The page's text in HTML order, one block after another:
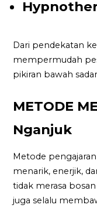
Dari pendekatan
mempermudah
pikiran bawah
METODE
Nganjuk
Metode
menarik, enerjik,
tidak merasa
juga selalu